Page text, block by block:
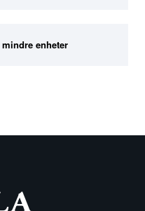
enheter